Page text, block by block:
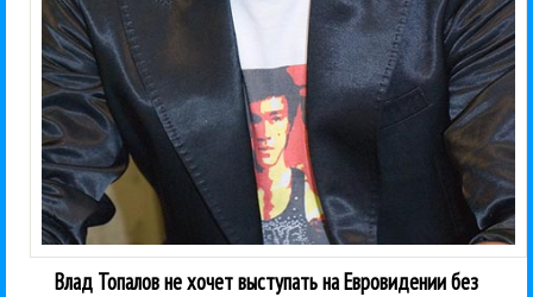
Влад Топалов не хочет выступать на Евровидении без